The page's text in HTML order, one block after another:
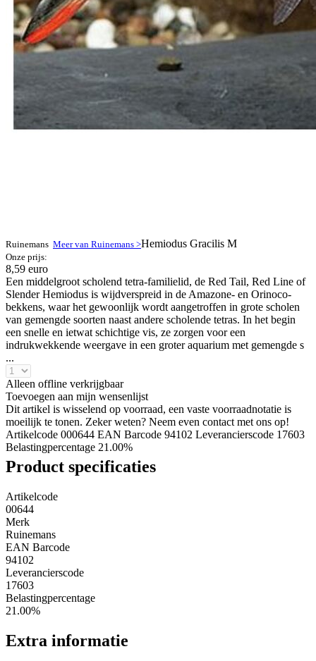
Ruinemans Meer van Ruinemans >Hemiodus Gracilis M
Onze prijs:
8,59 euro
Een middelgroot scholend tetra-familielid, de Red Tail, Red Line of
Slender Hemiodus is wijdverspreid in de Amazone- en Orinoco-
bekkens, waar het gewoonlijk wordt aangetroffen in grote scholen
van gemengde soorten naast andere scholende tetras. In het begin
een snelle en ietwat schichtige vis, ze zorgen voor een
indrukwekkende weergave in een groter aquarium met gemengde s
...
Alleen offline verkrijgbaar
Toevoegen aan mijn wensenlijst
Dit artikel is wisselend op voorraad, een vaste voorraadnotatie is
moeilijk te tonen. Zeker weten? Neem even contact met ons op!
Artikelcode 000644 EAN Barcode 94102 Leverancierscode 17603
Belastingpercentage 21.00%
Product specificaties
Artikelcode
00644
Merk
Ruinemans
EAN Barcode
94102
Leverancierscode
17603
Belastingpercentage
21.00%
Extra informatie